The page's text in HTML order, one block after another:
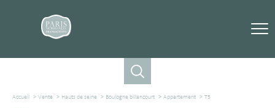
Accueil Vente Hauts de seine Boulogne billancourt Appartement T5